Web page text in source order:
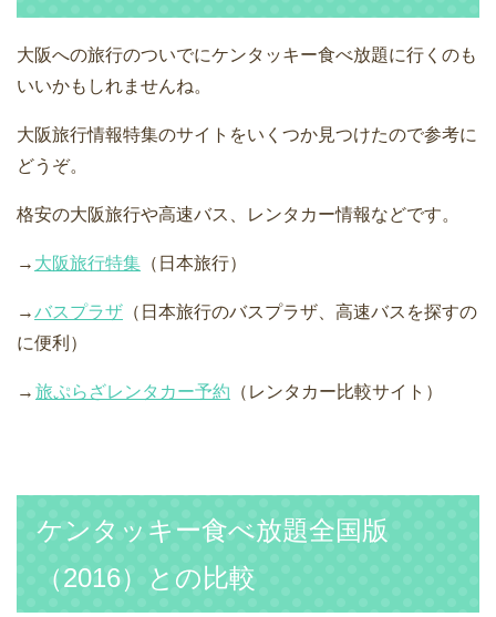
大阪への旅行のついでにケンタッキー食べ放題に行くのも
いいかもしれませんね。
大阪旅行情報特集のサイトをいくつか見つけたので参考に
どうぞ。
格安の大阪旅行や高速バス、レンタカー情報などです。
→ 大阪旅行特集 （日本旅行）
→バスプラザ （日本旅行のバスプラザ、高速バスを探すの
に便利）
→ 旅ぷらざレンタカー予約 （レンタカー比較サイト）
ケンタッキー食べ放題全国版
（2016）との比較